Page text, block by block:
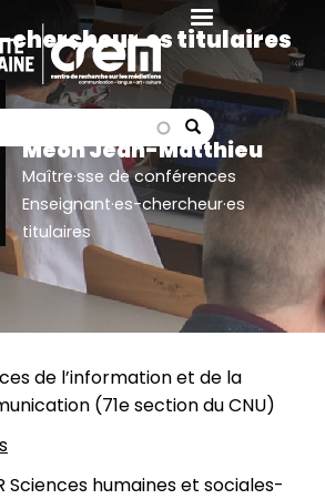
search
chercheur·es titulaires
Méon Jean-Matthieu
Maître·sse de conférences
Enseignant·es-chercheur·es
titulaires
de l’information et de la
(71e section du CNU)
Sciences humaines et sociales-